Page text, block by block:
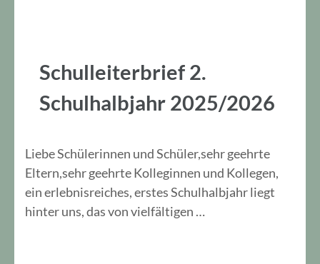
Schulleiterbrief 2.
Schulhalbjahr 2025/2026
Liebe Schülerinnen und Schüler,sehr geehrte
Eltern,sehr geehrte Kolleginnen und Kollegen,
ein erlebnisreiches, erstes Schulhalbjahr liegt
hinter uns, das von vielfältigen …